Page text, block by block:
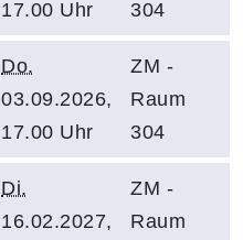
17.00 Uhr
304
Do.
03.09.2026,
17.00 Uhr
ZM -
Raum
304
Di.
16.02.2027,
ZM -
Raum